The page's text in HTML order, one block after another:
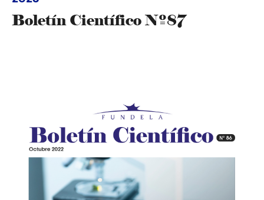
Boletín Científico Nº87